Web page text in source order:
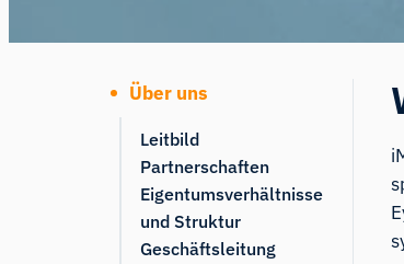
Über uns
Leitbild
Partnerschaften
Eigentumsverhältnisse
und Struktur
Geschäftsleitung